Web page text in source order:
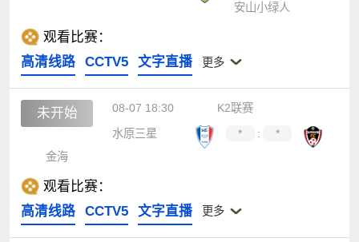
安山小绿人
观看比赛：
高清线路
CCTV5 文字直播 更多
未开始 08-07 18:30
K2联赛
水原三星
* :
*
金海
观看比赛：
高清线路
CCTV5 文字直播 更多